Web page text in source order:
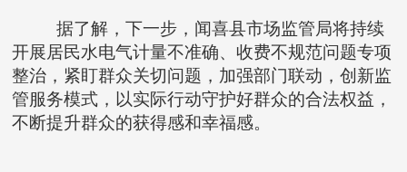
据了解，下一步，闻喜县市场监管局将持续
开展居民水电气计量不准确、收费不规范问题专项
整治，紧盯群众关切问题，加强部门联动，创新监
管服务模式，以实际行动守护好群众的合法权益，
不断提升群众的获得感和幸福感。